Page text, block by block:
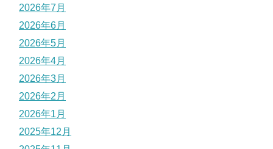
2026年7月
2026年6月
2026年5月
2026年4月
2026年3月
2026年2月
2026年1月
2025年12月